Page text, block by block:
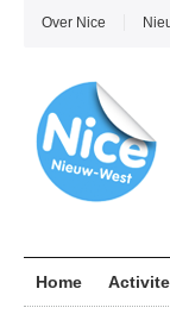
Over Nice
Home